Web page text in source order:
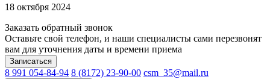
18 октября 2024
Заказать обратный звонок
Оставьте свой телефон, и наши специалисты сами перезвонят
вам для уточнения даты и времени приема
Записаться
8 991 054-84-94 8 (8172) 23-90-00 csm_35@mail.ru